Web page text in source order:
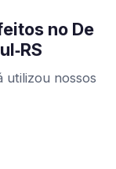
no De
utilizou nossos